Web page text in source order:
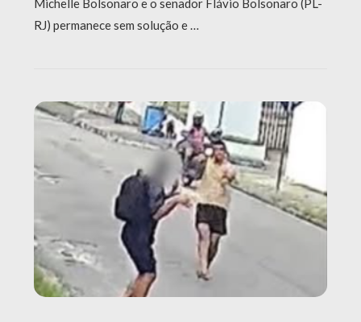
Michelle Bolsonaro e o senador Flávio Bolsonaro (PL-
RJ) permanece sem solução e …